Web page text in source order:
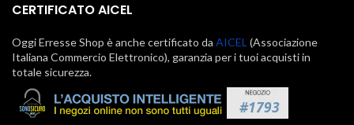
CERTIFICATO AICEL
Oggi Erresse Shop è anche certificato da AICEL (Associazione
Italiana Commercio Elettronico), garanzia per i tuoi acquisti in
totale sicurezza.